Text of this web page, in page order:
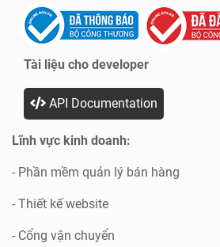
Tài liệu cho developer
API Documentation
Lĩnh vực kinh doanh:
- Phần mềm quản lý bán hàng
- Thiết kế website
- Cổng vận chuyển